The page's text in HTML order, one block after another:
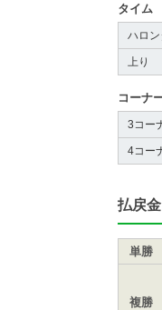
タイム
ハロ
上り
コーナ
3コー
4コー
払戻金
単勝
複勝